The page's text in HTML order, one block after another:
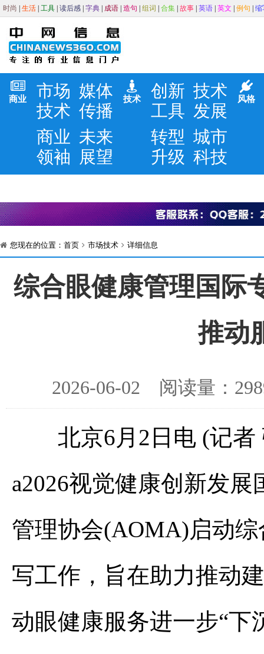
时尚 生活 工具 读后感 字典 成语 造句 组词 合集 故事 英语 英文 例句 缩
商业
市场
技术
媒体
传播
商业
领袖
未来
展望
技术
创新
工具
技术
发展
转型
升级
城市
科技
风格
您现在的位置： 首页 市场技术 详细信息
综合眼健康管理国际
推动
2026-06-02 阅读量：
北京6月2日电 (记者
a2026视觉健康创新发
管理协会(AOMA)启动
写工作，旨在助力推动
动眼健康服务进一步“下